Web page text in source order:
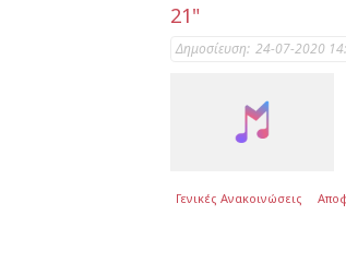
21"
Δημοσίευση: 24-07-2020
Γενικές Ανακοινώσεις